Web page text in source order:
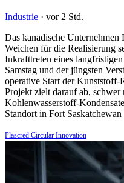
Industrie · vor 2 Std.
Das kanadische
Weichen für die Realisierung
Inkrafttreten eines
Samstag und der jüngsten
operative Start der Kunststoff-
Projekt zielt darauf ab,
Kohlenwasserstoff-
Standort in Fort
Plascred Circular Innovation